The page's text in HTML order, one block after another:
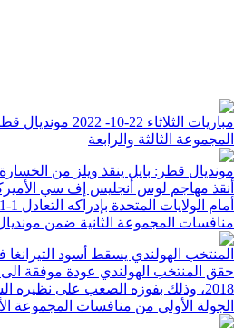
مباريات الثلاثاء 22-10- 2022 مونديال قطر 2022
المجموعة الثالثة والرابعة
مونديال قطر: بايل ينقذ ويلز من الخسارة
أنقذ مهاجم لوس أنجليس إف سي
منافسات المجموعة الثانية ضمن
المنتخب الهولندي يسقط أسود التيرانغا
حقق المنتخب الهولندي عودة موفقة
الجولة الأولى من منافسات المجموعة